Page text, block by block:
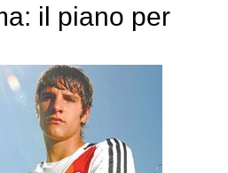
il piano per